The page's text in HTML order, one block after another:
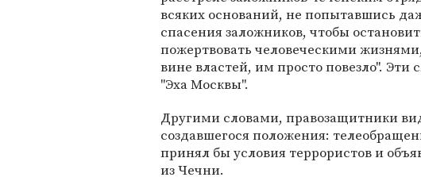
всяких оснований, не попытавшись
спасения заложников, чтобы
пожертвовать человеческими
вине властей, им просто повезло". Эти
"Эха Москвы".
Другими словами, правозащитники
создавшегося положения:
принял бы условия террористов и
из Чечни.